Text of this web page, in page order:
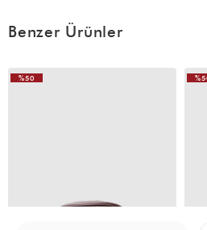
Benzer Ürünler
%50